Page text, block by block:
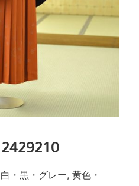
・黒・グレー, 黄色・